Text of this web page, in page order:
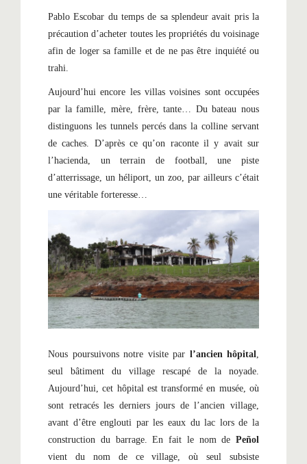
Pablo Escobar du temps de sa splendeur avait pris la
précaution d’acheter toutes les propriétés du voisinage
afin de loger sa famille et de ne pas être inquiété ou
trahi.
Aujourd’hui encore les villas voisines sont occupées
par la famille, mère, frère, tante… Du bateau nous
distinguons les tunnels percés dans la colline servant
de caches. D’après ce qu’on raconte il y avait sur
l’hacienda, un terrain de football, une piste
d’atterrissage, un héliport, un zoo, par ailleurs c’était
une véritable forteresse…
Nous poursuivons notre visite par l’ancien hôpital
seul bâtiment du village rescapé de la noyade.
Aujourd’hui, cet hôpital est transformé en musée, où
sont retracés les derniers jours de l’ancien village,
avant d’être englouti par les eaux du lac lors de la
construction du barrage. En fait le nom de Peñol
vient du nom de ce village, où seul subsiste